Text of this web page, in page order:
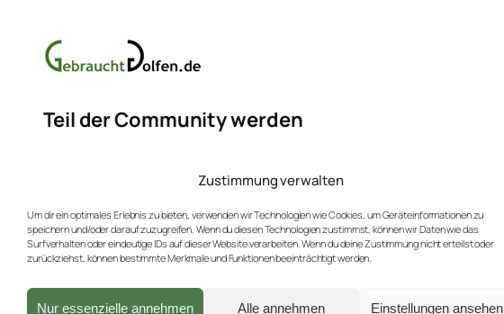
Zustimmung verwalten
Um dir ein optimales Erlebnis zu bieten, verwenden wir Technologien wie Cookies, um Geräteinformationen zu
speichern und/oder darauf zuzugreifen. Wenn du diesen Technologien zustimmst, können wir Daten wie das
Surfverhalten oder eindeutige IDs auf dieser Website verarbeiten. Wenn du deine Zustimmung nicht erteilst oder
zurückziehst, können bestimmte Merkmale und Funktionen beeinträchtigt werden.
Nur essenzielle annehmen Alle annehmen Einstellungen ansehen
Teil der Community werden
Erfahren Sie mehr über neue Produkte und Rabatte.
Facebook Instagram Bluesky